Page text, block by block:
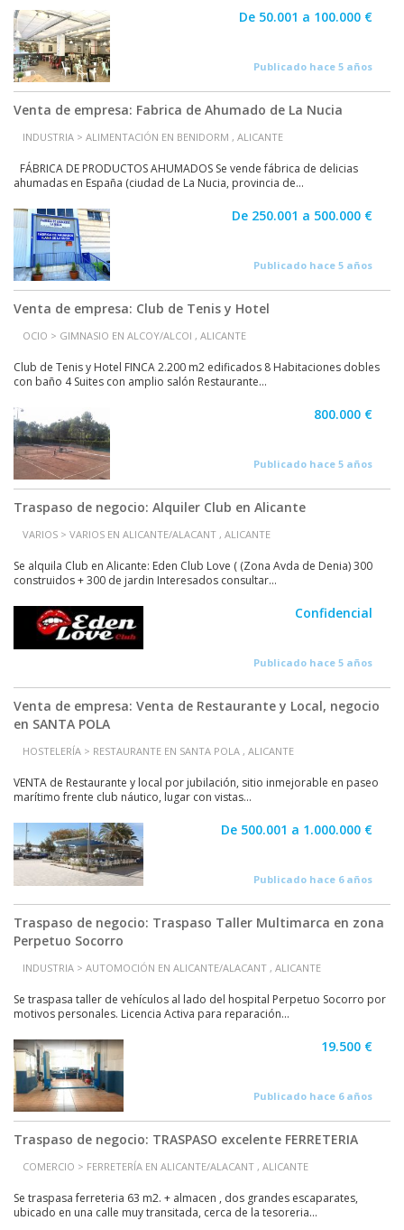
De 50.001 a 100.000 €
Publicado hace 5 años
Venta de empresa: Fabrica de Ahumado de La Nucia
INDUSTRIA > ALIMENTACIÓN EN BENIDORM , ALICANTE
FÁBRICA DE PRODUCTOS AHUMADOS Se vende fábrica de delicias
ahumadas en España (ciudad de La Nucia, provincia de...
De 250.001 a 500.000 €
Publicado hace 5 años
Venta de empresa: Club de Tenis y Hotel
OCIO > GIMNASIO EN ALCOY/ALCOI , ALICANTE
Club de Tenis y Hotel FINCA 2.200 m2 edificados 8 Habitaciones dobles
con baño 4 Suites con amplio salón Restaurante...
800.000 €
Publicado hace 5 años
Traspaso de negocio: Alquiler Club en Alicante
VARIOS > VARIOS EN ALICANTE/ALACANT , ALICANTE
Se alquila Club en Alicante: Eden Club Love ( (Zona Avda de Denia) 300
construidos + 300 de jardin Interesados consultar...
Confidencial
Publicado hace 5 años
Venta de empresa: Venta de Restaurante y Local, negocio
en SANTA POLA
HOSTELERÍA > RESTAURANTE EN SANTA POLA , ALICANTE
VENTA de Restaurante y local por jubilación, sitio inmejorable en paseo
marítimo frente club náutico, lugar con vistas...
De 500.001 a 1.000.000 €
Publicado hace 6 años
Traspaso de negocio: Traspaso Taller Multimarca en zona
Perpetuo Socorro
INDUSTRIA > AUTOMOCIÓN EN ALICANTE/ALACANT , ALICANTE
Se traspasa taller de vehículos al lado del hospital Perpetuo Socorro por
motivos personales. Licencia Activa para reparación...
19.500 €
Publicado hace 6 años
Traspaso de negocio: TRASPASO excelente FERRETERIA
COMERCIO > FERRETERÍA EN ALICANTE/ALACANT , ALICANTE
Se traspasa ferreteria 63 m2. + almacen , dos grandes escaparates,
ubicado en una calle muy transitada, cerca de la tesoreria...